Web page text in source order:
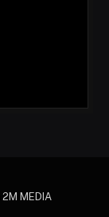
2M MEDIA